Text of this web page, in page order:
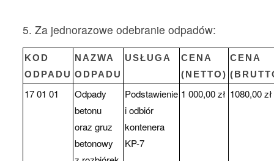
5. Za jednorazowe odebranie odpadów:
KOD
ODPADU
NAZWA
ODPADU
USŁUGA
CENA
(NETTO)
CENA
17 01 01
Odpady
betonu
oraz gruz
betonowy
Podstawienie
i odbiór
kontenera
KP-7
1 000,00 zł 1080,00 zł